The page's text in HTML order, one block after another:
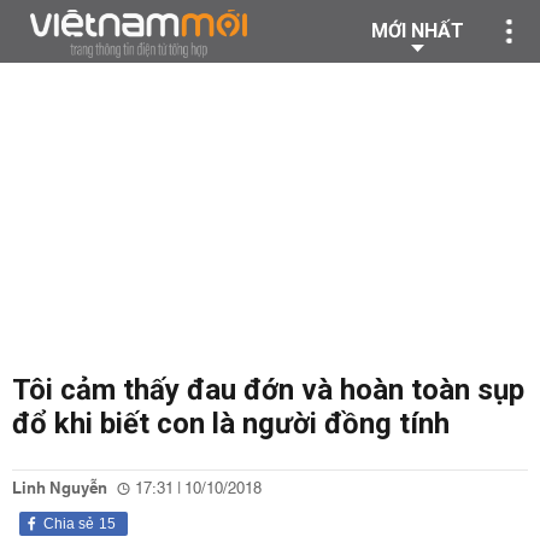
MỚI NHẤT
Tôi cảm thấy đau đớn và hoàn toàn sụp
đổ khi biết con là người đồng tính
Linh Nguyễn 17:31 | 10/10/2018
15
Chia sẻ